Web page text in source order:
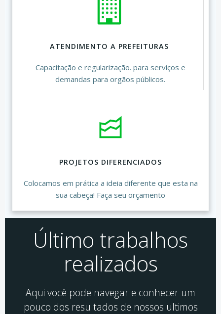
ATENDIMENTO A PREFEITURAS
Capacitação e regularização. para serviços e
demandas para orgãos públicos.
PROJETOS DIFERENCIADOS
Colocamos em prática a ideia diferente que esta na
sua cabeça! Faça seu orçamento
Último trabalhos
realizados
Aqui você pode navegar e conhecer um
pouco dos resultados de nossos ultimos